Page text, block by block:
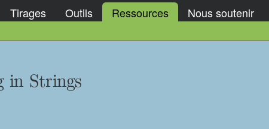
Tirages Outils Ressources Nous soutenir
in Strings